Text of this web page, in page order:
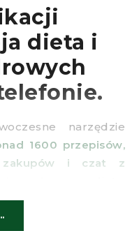
dieta i
narzędzie
1600 przepisów,
zakupów i czat z
posiłków stają się